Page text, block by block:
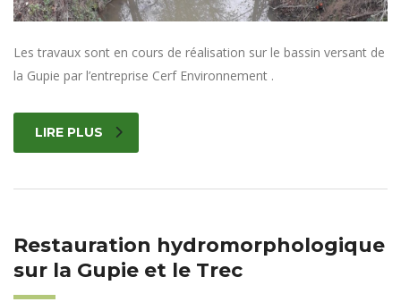
Les travaux sont en cours de réalisation sur le bassin versant de
la Gupie par l’entreprise Cerf Environnement .
LIRE PLUS
Restauration hydromorphologique
sur la Gupie et le Trec